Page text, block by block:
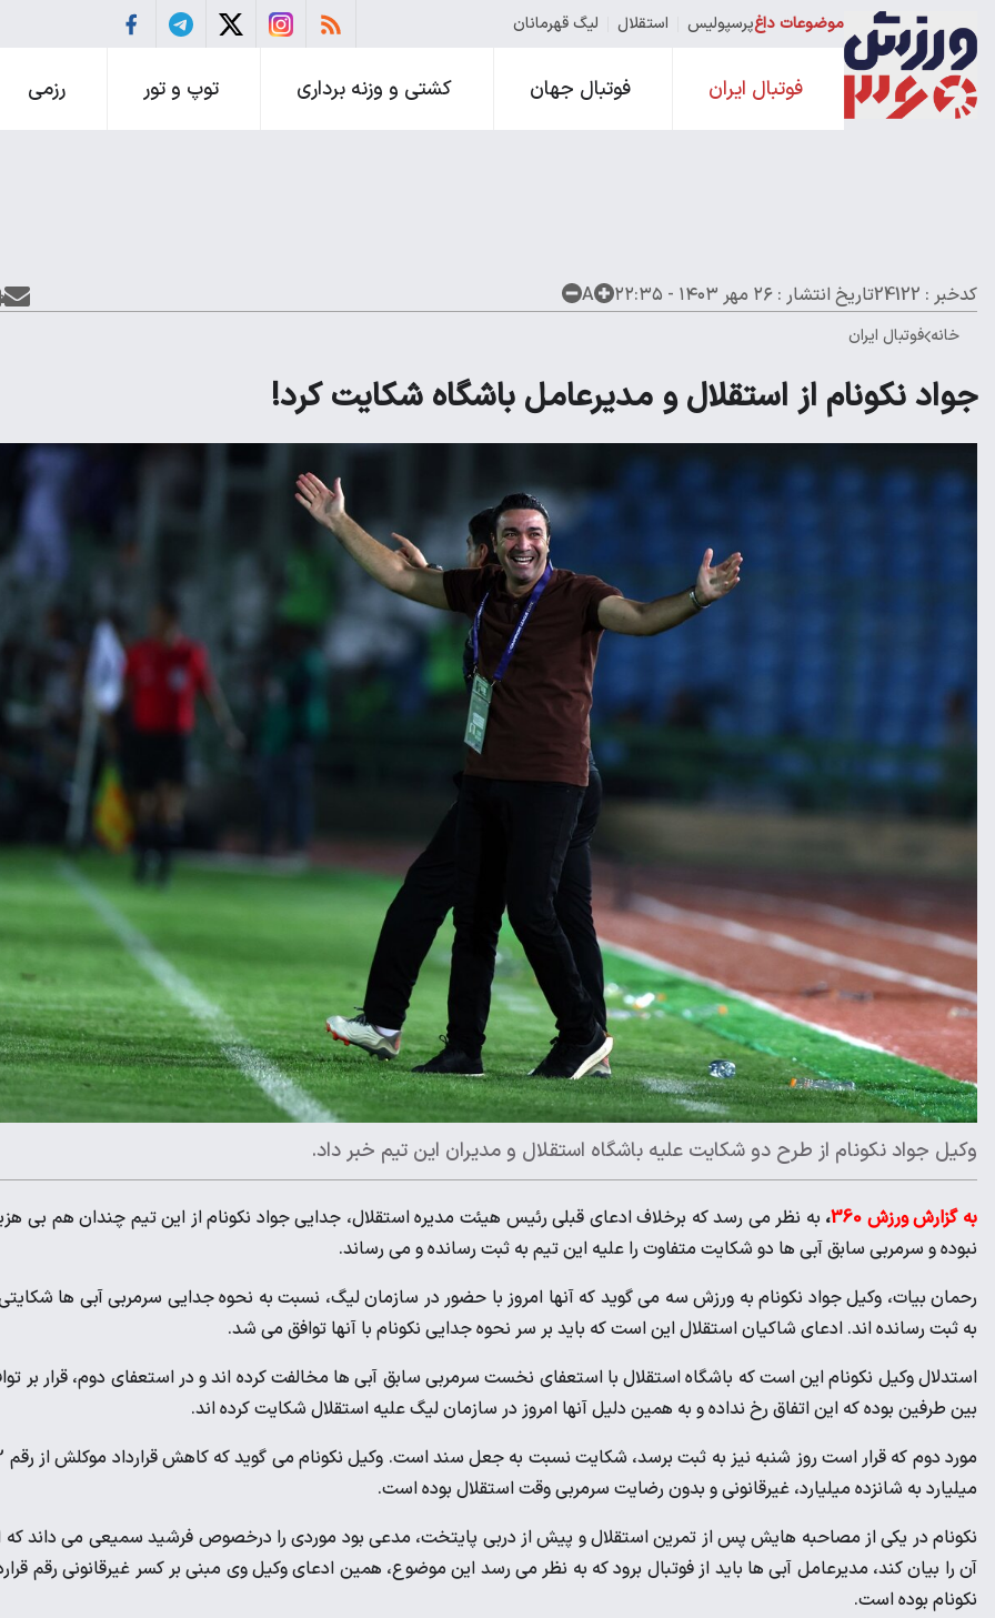
موضوعات داغپرسپولیس استقلال لیگ قهرمانان
فوتبال ایران فوتبال جهان کشتی و وزنه برداری توپ و تور رزمی
کدخبر : 24122 تاریخ انتشار : ۲۶ مهر ۱۴۰۳ - ۲۲:۳۵ A
خانه فوتبال ایران
جواد نکونام از استقلال و مدیرعامل باشگاه شکایت کرد!
وکیل جواد نکونام از طرح دو شکایت علیه باشگاه استقلال و مدیران این تیم خبر داد.
به گزارش ورزش 360 ، به نظر می رسد که برخلاف ادعای قبلی رئیس هیئت مدیره استقلال، جدایی جواد نکونام از این تیم چندان هم بی
نبوده و سرمربی سابق آبی ها دو شکایت متفاوت را علیه این تیم به ثبت رسانده و می رساند.
رحمان بیات، وکیل جواد نکونام به ورزش سه می گوید که آنها امروز با حضور در سازمان لیگ، نسبت به نحوه جدایی سرمربی آبی ها شکایتی
به ثبت رسانده اند. ادعای شاکیان استقلال این است که باید بر سر نحوه جدایی نکونام با آنها توافق می شد.
استدلال وکیل نکونام این است که باشگاه استقلال با استعفای نخست سرمربی سابق آبی ها مخالفت کرده اند و در استعفای دوم، قرار بر
بین طرفین بوده که این اتفاق رخ نداده و به همین دلیل آنها امروز در سازمان لیگ علیه استقلال شکایت کرده اند.
مورد دوم که
میلیارد به شانزده میلیارد، غیرقانونی و بدون رضایت سرمربی وقت استقلال بوده است.
نکونام در یکی از مصاحبه هایش پس از تمرین استقلال و پیش از دربی پایتخت، مدعی بود موردی را درخصوص فرشید سمیعی می داند که
آن را بیان کند، مدیرعامل آبی ها باید از فوتبال برود که به نظر می رسد این موضوع، همین ادعای وکیل وی مبنی بر کسر غیرقانونی رقم
نکونام بوده است.